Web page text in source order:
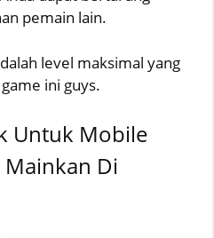
pemain lain.
level maksimal yang
ini guys.
Untuk Mobile
Mainkan Di